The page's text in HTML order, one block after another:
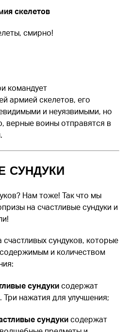
скелетов
смирно!
командует
армией скелетов, его
и неуязвимыми, но
верные воины отправятся в
СУНДУКИ
Нам тоже! Так что мы
на счастливые сундуки и
счастливых сундуков, которые
и количеством
сундукисодержат
Три нажатия для улучшения;
сундукисодержат